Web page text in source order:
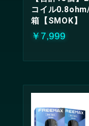
コイル
箱【SMOK】
￥7,999